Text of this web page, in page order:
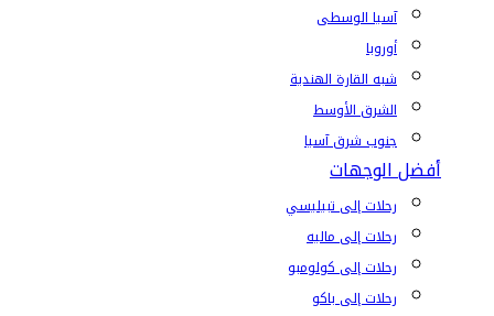
آسيا الوسطى
أوروبا
شبه القارة الهندية
الشرق الأوسط
جنوب شرق آسيا
أفضل الوجهات
رحلات إلى تبيليسي
رحلات إلى ماليه
رحلات إلى كولومبو
رحلات إلى باكو